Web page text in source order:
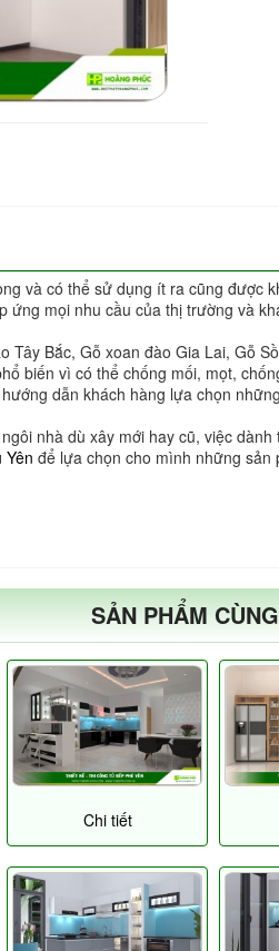
và có thể sử dụng ít ra cũng được
ứng mọi nhu cầu của thị trường và
Bắc, Gỗ xoan đào Gia Lai, Gỗ
biến vì có thể chống mối, mọt,
dẫn khách hàng lựa chọn
nhà dù xây mới hay cũ, việc
Yên để lựa chọn cho mình những
SẢN PHẨM
Chi tiết